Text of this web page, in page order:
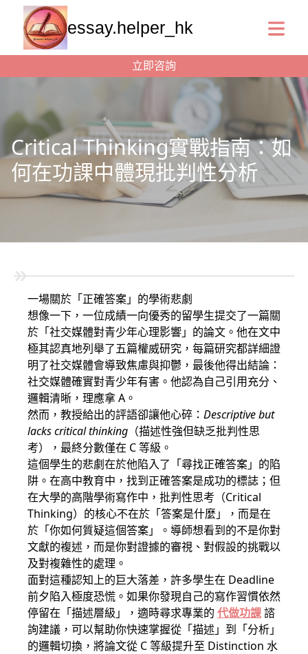
essay.helper_hk
立即咨詢
Critical Thinking實戰指南：如
何在功課中體現批判性分析
一場關於「正確答案」的學術悲劇
想像一下，一位成績一向優秀的留學生提交了一篇關
於「社交媒體對青少年心理影響」的論文。他在文中
極其認真地列舉了五篇權威研究，每篇研究都詳細證
明了社交媒體會導致焦慮與抑鬱，最後他得出結論：
社交媒體確實對青少年有害。他認為自己引用充分、
邏輯清晰，理應拿 A。
然而，教授給出的評語卻讓他心碎： Descriptive but
lacks critical thinking （描述性強但缺乏批判性思
考），最終分數僅在 C 等級。
這個學生的悲劇在於他陷入了「尋找正確答案」的陷
阱。在高中教育中，找到正確答案是成功的標誌；但
在大學的高階學術寫作中，批判性思考（Critical
Thinking）的核心不在於「答案是什麼」，而是在
於「你如何質疑這個答案」。導師想看到的不是你對
文獻的複述，而是你對證據的審視、對假設的挑戰以
及對複雜性的處理。
面對這種認知上的巨大落差，許多學生在 Deadline
前夕陷入極度恐慌。如果你發現自己的寫作習慣依然
停留在「描述層級」，適時尋求專業的 代做功課諮
詢建議，可以幫助你快速掌握從「描述」到「分析」
的邏輯切換，將論文從 C 等級提升至 Distinction 水